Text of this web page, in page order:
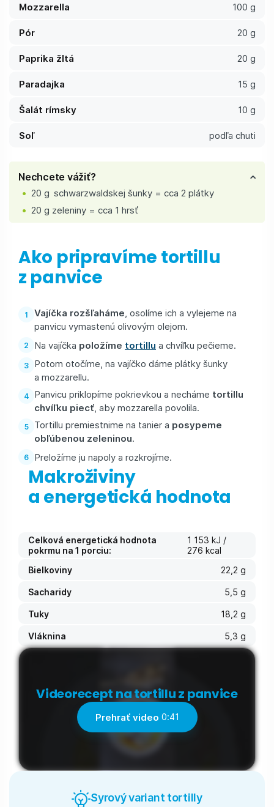
Mozzarella 100 g
Pór 20 g
Paprika žltá 20 g
Paradajka 15 g
Šalát rímsky 10 g
Soľ podľa chuti
Nechcete vážiť?
20 g schwarzwaldskej šunky = cca 2 plátky
20 g zeleniny = cca 1 hrsť
Ako pripravíme tortillu
z panvice
Vajíčka rozšľaháme, osolíme ich a vylejeme na
panvicu vymastenú olivovým olejom.
Na vajíčka položíme tortillu a chvíľku pečieme.
Potom otočíme, na vajíčko dáme plátky šunky
a mozzarellu.
Panvicu priklopíme pokrievkou a necháme tortillu
chvíľku piecť, aby mozzarella povolila.
Tortillu premiestnime na tanier a posypeme
obľúbenou zeleninou.
Preložíme ju napoly a rozkrojíme.
Makroživiny
a energetická hodnota
Celková energetická hodnota
pokrmu na 1 porciu:
1 153 kJ /
276 kcal
Bielkoviny
22,2 g
Sacharidy
5,5 g
Tuky
18,2 g
Vláknina
5,3 g
Videorecept na tortillu z panvice
Prehrať video 0:41
Syrový variant tortilly